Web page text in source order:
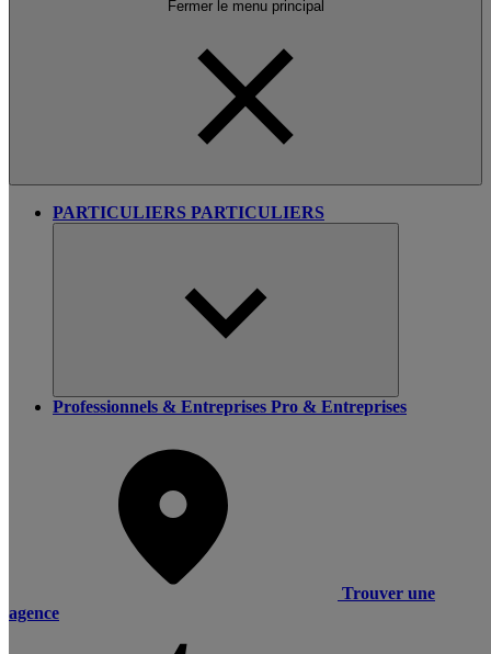
Fermer le menu principal
PARTICULIERS PARTICULIERS
Professionnels & Entreprises Pro & Entreprises
Trouver une
agence